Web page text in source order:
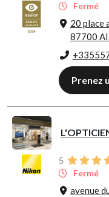
Fermé
20 place
87700
Prenez
5
Fermé
avenue